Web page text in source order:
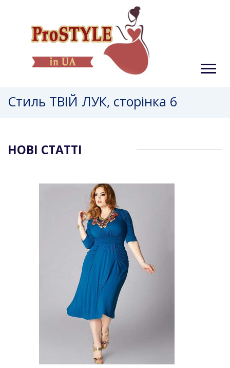
Стиль ТВІЙ ЛУК, сторінка 6
НОВІ СТАТТІ